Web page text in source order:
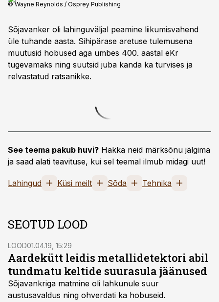
© Wayne Reynolds / Osprey Publishing
Sõjavanker oli lahinguväljal peamine liikumis­vahend
üle tuhande aasta. Sihipärase aretuse tulemusena
muutusid hobused aga umbes 400. aas­tal eKr
tugevamaks ning suutsid juba kanda ka turvises ja
relvastatud ratsanikke.
See teema pakub huvi? Hakka neid märksõnu jälgima
ja saad alati teavituse, kui sel teemal ilmub midagi uut!
Lahingud Küsi meilt Sõda Tehnika
SEOTUD LOOD
LOOD01.04.19, 15:29
Aardekütt leidis metallidetektori abil
tundma­tu keltide suurasula jäänused
Sõjavankriga matmine oli lahkunule suur
austusavaldus ning ohverdati ka hobuseid.